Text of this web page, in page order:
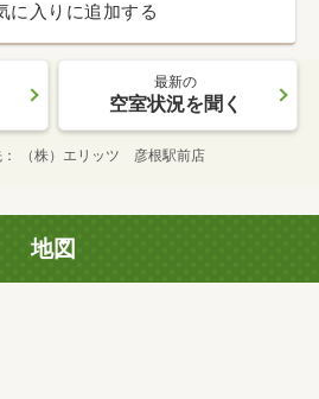
に入りに追加する
最新の
空室状況を聞く
（株）エリッツ 彦根駅前店
地図